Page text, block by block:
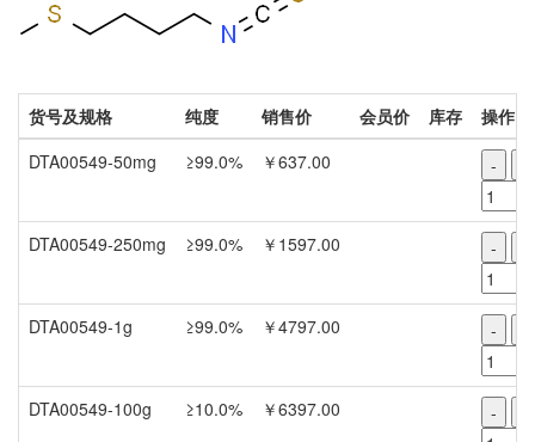
货号及规格 纯度 销售价 会员价 库存
操作
DTA00549-50mg
≥99.0% ￥637.00 -
DTA00549-250mg ≥99.0% ￥1597.00 -
DTA00549-1g ≥99.0% ￥4797.00 -
DTA00549-100g ≥10.0% ￥6397.00 -